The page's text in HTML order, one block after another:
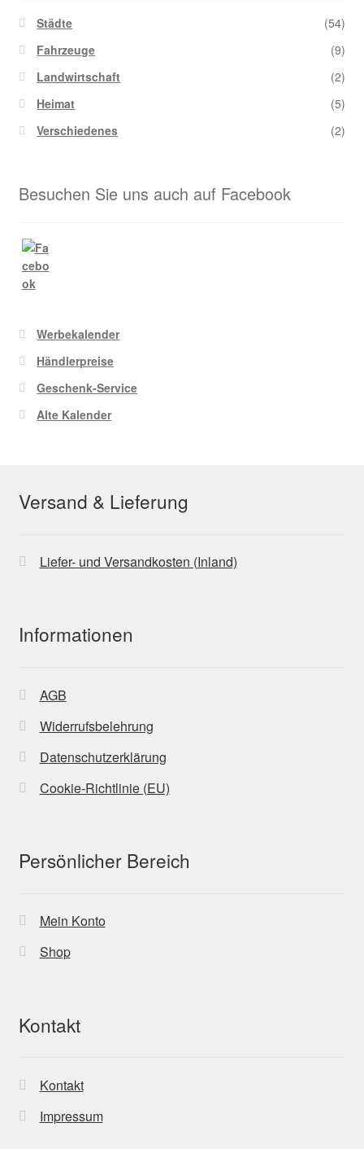
Städte
(54)
Fahrzeuge
(9)
Landwirtschaft
(2)
Heimat
(5)
Verschiedenes
(2)
Besuchen Sie uns auch auf Facebook
Werbekalender
Händlerpreise
Geschenk-Service
Alte Kalender
Versand & Lieferung
Liefer- und Versandkosten (Inland)
Informationen
AGB
Widerrufsbelehrung
Datenschutzerklärung
Cookie-Richtlinie (EU)
Persönlicher Bereich
Mein Konto
Shop
Kontakt
Kontakt
Impressum